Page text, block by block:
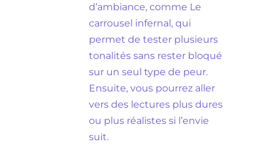
d’ambiance, comme Le
carrousel infernal, qui
permet de tester plusieurs
tonalités sans rester bloqué
sur un seul type de peur.
Ensuite, vous pourrez aller
vers des lectures plus dures
ou plus réalistes si l’envie
suit.